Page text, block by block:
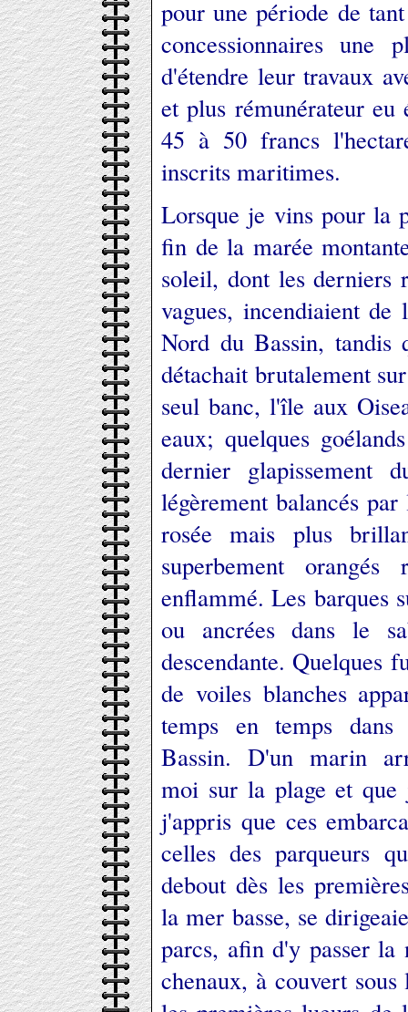
pour une période de
concessionnaires une
d'étendre leur travaux
et plus rémunérateur
45 à 50 francs
inscrits maritimes.
Lorsque je vins pour la
fin de la marée
soleil, dont les derniers
vagues, incendiaient
Nord du Bassin, tandis
détachait brutalement
seul banc, l'île aux
eaux; quelques
dernier glapissement
légèrement balancés
rosée mais plus
superbement
enflammé. Les barques
ou ancrées dans le
descendante. Quelques
de voiles blanches
temps en temps
Bassin. D'un marin
moi sur la plage et que
j'appris que ces
celles des parqueurs
debout dès les
la mer basse, se
parcs, afin d'y passer la
chenaux, à couvert